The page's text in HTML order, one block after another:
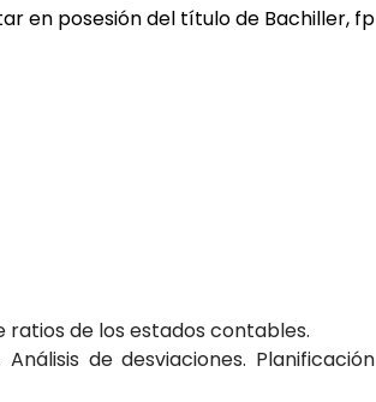
en posesión del título de Bachiller, fp
ratios de los estados contables.
de desviaciones. Planificación